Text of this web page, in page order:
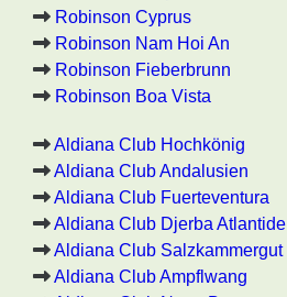
Robinson Cyprus
Robinson Nam Hoi An
Robinson Fieberbrunn
Robinson Boa Vista
Aldiana Club Hochkönig
Aldiana Club Andalusien
Aldiana Club Fuerteventura
Aldiana Club Djerba Atlantide
Aldiana Club Salzkammergut
Aldiana Club Ampflwang